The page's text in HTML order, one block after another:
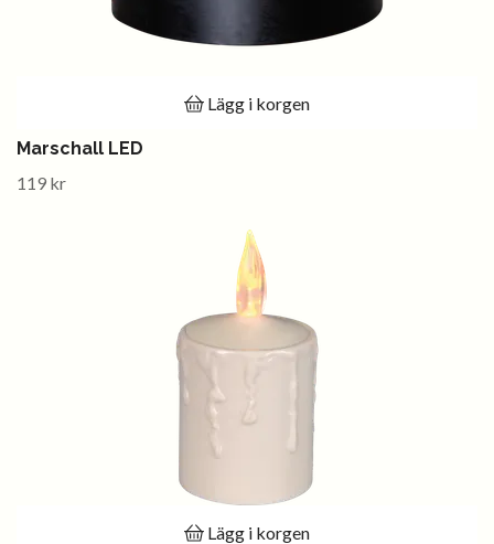
Lägg i korgen
Marschall LED
119 kr
Lägg i korgen